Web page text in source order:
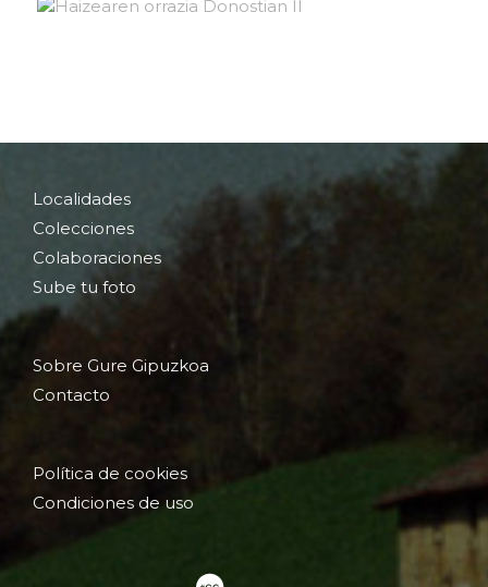
Localidades
Colecciones
Colaboraciones
Sube tu foto
Sobre Gure Gipuzkoa
Contacto
Política de cookies
Condiciones de uso